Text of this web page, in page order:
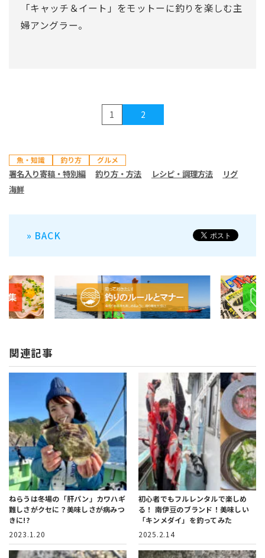
「キャッチ＆イート」をモットーに釣りを楽しむ主
婦アングラー。
1 2
魚・知識 釣り方 グルメ
署名入り寄稿・特別編 釣り方・方法 レシピ・調理方法
リグ
海鮮
» BACK
関連記事
ねらうは冬場の「肝パン」カワハギ
難しさがクセに？美味しさが病みつ
きに!?
2023.1.20
初心者でもフルレンタルで楽しめ
る！ 南伊豆のブランド！美味しい
「キンメダイ」を釣ってみた
2025.2.14